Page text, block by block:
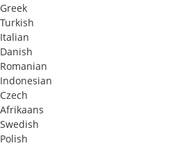
Greek
Turkish
Italian
Danish
Romanian
Indonesian
Czech
Afrikaans
Swedish
Polish